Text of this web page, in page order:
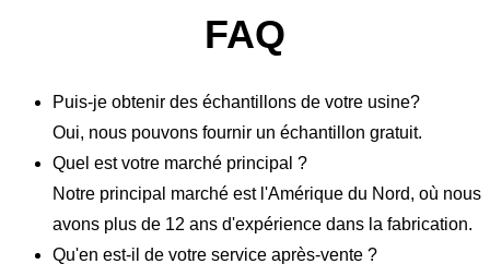
FAQ
Puis-je obtenir des échantillons de votre usine?
Oui, nous pouvons fournir un échantillon gratuit.
Quel est votre marché principal ?
Notre principal marché est l'Amérique du Nord, où nous
avons plus de 12 ans d'expérience dans la fabrication.
Qu'en est-il de votre service après-vente ?